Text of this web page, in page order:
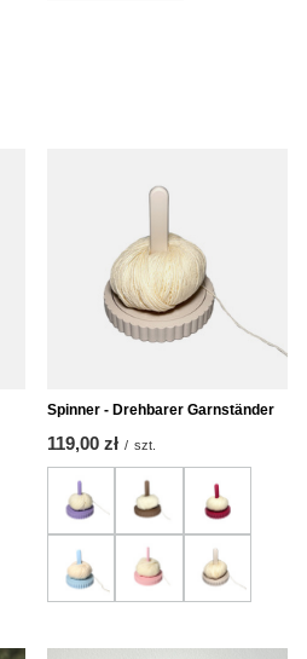
Spinner - Drehbarer Garnständer
119,00 zł / szt.